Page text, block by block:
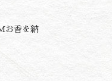
お香を納